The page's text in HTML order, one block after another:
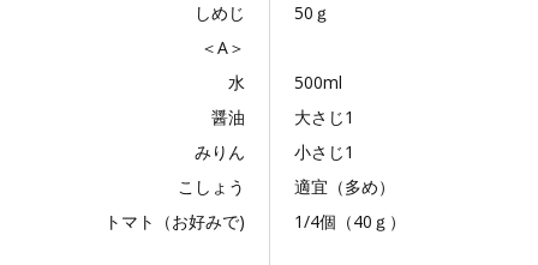
しめじ
50ｇ
＜A＞
水
500ml
醤油
大さじ1
みりん
小さじ1
こしょう
適宜（多め）
トマト（お好みで)
1/4個（40ｇ）